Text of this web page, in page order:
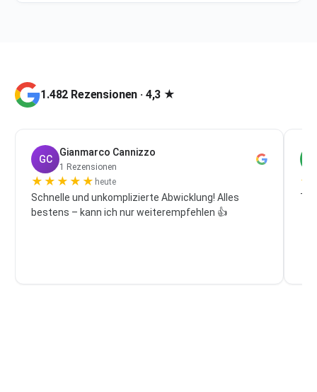
1.482 Rezensionen · 4,3 ★
GC
Gianmarco Cannizzo
1 Rezensionen
★ ★ ★ ★ ★ heute
Schnelle und unkomplizierte Abwicklung! Alles
bestens – kann ich nur weiterempfehlen 👍
★